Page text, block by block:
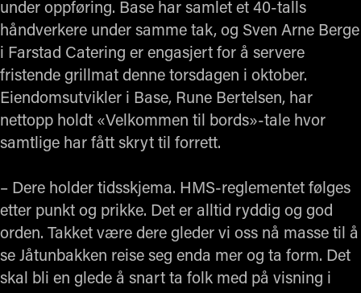
under oppføring. Base har samlet et 40-talls
håndverkere under samme tak, og Sven Arne Berge
i Farstad Catering er engasjert for å servere
fristende grillmat denne torsdagen i oktober.
Eiendomsutvikler i Base, Rune Bertelsen, har
nettopp holdt «Velkommen til bords»-tale hvor
samtlige har fått skryt til forrett.
– Dere holder tidsskjema. HMS-reglementet følges
etter punkt og prikke. Det er alltid ryddig og god
orden. Takket være dere gleder vi oss nå masse til å
se Jåtunbakken reise seg enda mer og ta form. Det
skal bli en glede å snart ta folk med på visning i